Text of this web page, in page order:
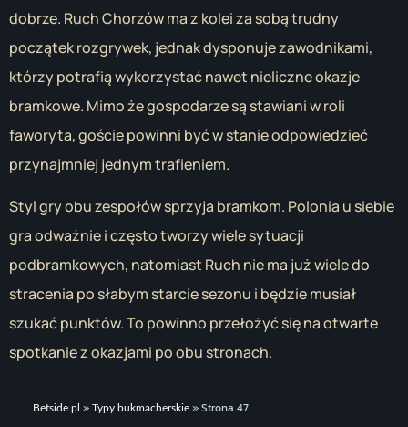
dobrze. Ruch Chorzów ma z kolei za sobą trudny
początek rozgrywek, jednak dysponuje zawodnikami,
którzy potrafią wykorzystać nawet nieliczne okazje
bramkowe. Mimo że gospodarze są stawiani w roli
faworyta, goście powinni być w stanie odpowiedzieć
przynajmniej jednym trafieniem.
Styl gry obu zespołów sprzyja bramkom. Polonia u siebie
gra odważnie i często tworzy wiele sytuacji
podbramkowych, natomiast Ruch nie ma już wiele do
stracenia po słabym starcie sezonu i będzie musiał
szukać punktów. To powinno przełożyć się na otwarte
spotkanie z okazjami po obu stronach.
Betside.pl » Typy bukmacherskie»Strona 47